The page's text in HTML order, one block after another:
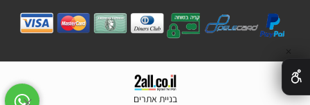
בניית אתרים